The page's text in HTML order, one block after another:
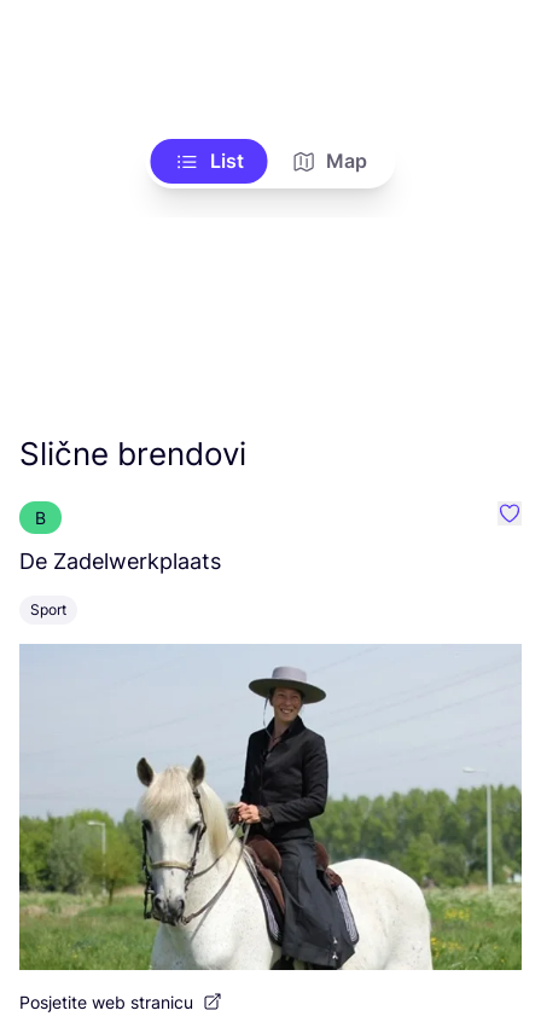
List Map
Slične brendovi
B
De Zadelwerkplaats
Sport
Posjetite web stranicu